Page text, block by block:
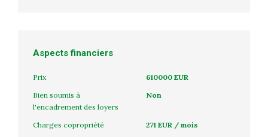
Aspects financiers
Prix
610000 EUR
Bien soumis à
l'encadrement des loyers
Non
Charges copropriété
271 EUR / mois